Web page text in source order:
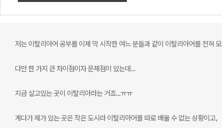
저는 이탈리아어 공부를 이제 막 시작한 여느 분들과 같이 이탈리아어를 전혀
다만 한 가지 큰 차이점이자 문제점이 있는데...
지금 살고있는 곳이 이탈리아라는 거죠...ㅠㅠ
게다가 제가 있는 곳은 작은 도시라 이탈리아어를 따로 배울 수 없는 상황이고,